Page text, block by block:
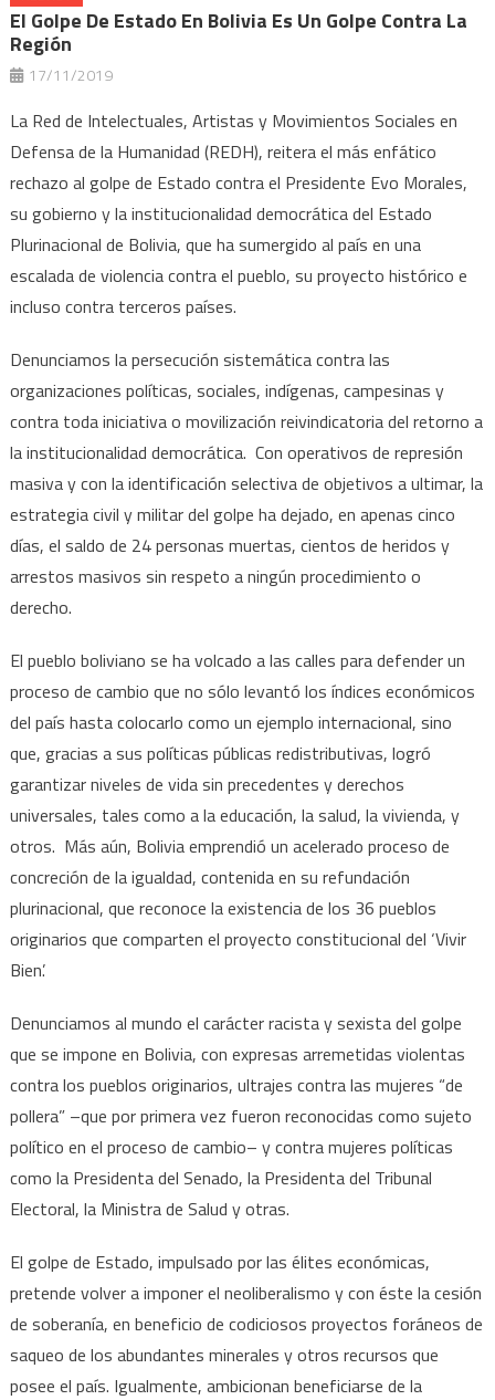
El Golpe De Estado En Bolivia Es Un Golpe Contra La
Región
17/11/2019
La Red de Intelectuales, Artistas y Movimientos Sociales en
Defensa de la Humanidad (REDH), reitera el más enfático
rechazo al golpe de Estado contra el Presidente Evo Morales,
su gobierno y la institucionalidad democrática del Estado
Plurinacional de Bolivia, que ha sumergido al país en una
escalada de violencia contra el pueblo, su proyecto histórico e
incluso contra terceros países.
Denunciamos la persecución sistemática contra las
organizaciones políticas, sociales, indígenas, campesinas y
contra toda iniciativa o movilización reivindicatoria del retorno a
la institucionalidad democrática. Con operativos de represión
masiva y con la identificación selectiva de objetivos a ultimar, la
estrategia civil y militar del golpe ha dejado, en apenas cinco
días, el saldo de 24 personas muertas, cientos de heridos y
arrestos masivos sin respeto a ningún procedimiento o
derecho.
El pueblo boliviano se ha volcado a las calles para defender un
proceso de cambio que no sólo levantó los índices económicos
del país hasta colocarlo como un ejemplo internacional, sino
que, gracias a sus políticas públicas redistributivas, logró
garantizar niveles de vida sin precedentes y derechos
universales, tales como a la educación, la salud, la vivienda, y
otros. Más aún, Bolivia emprendió un acelerado proceso de
concreción de la igualdad, contenida en su refundación
plurinacional, que reconoce la existencia de los 36 pueblos
originarios que comparten el proyecto constitucional del ‘Vivir
Bien’.
Denunciamos al mundo el carácter racista y sexista del golpe
que se impone en Bolivia, con expresas arremetidas violentas
contra los pueblos originarios, ultrajes contra las mujeres “de
pollera” –que por primera vez fueron reconocidas como sujeto
político en el proceso de cambio– y contra mujeres políticas
como la Presidenta del Senado, la Presidenta del Tribunal
Electoral, la Ministra de Salud y otras.
El golpe de Estado, impulsado por las élites económicas,
pretende volver a imponer el neoliberalismo y con éste la cesión
de soberanía, en beneficio de codiciosos proyectos foráneos de
saqueo de los abundantes minerales y otros recursos que
posee el país. Igualmente, ambicionan beneficiarse de la